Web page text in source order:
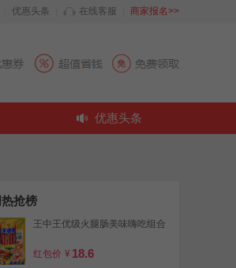
优惠头条 在线客服 商家报名>>
优惠头条
抢榜
王中王优级火腿肠美味嗨吃组合
红包价 ¥ 18.6